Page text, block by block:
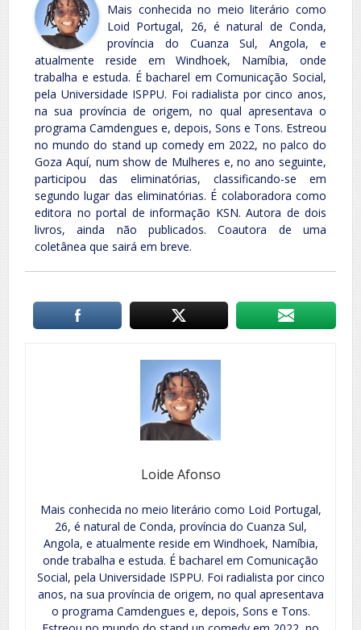
Mais conhecida no meio literário como
Loid Portugal, 26, é natural de Conda,
província do Cuanza Sul, Angola, e
atualmente reside em Windhoek, Namíbia, onde
trabalha e estuda. É bacharel em Comunicação Social,
pela Universidade ISPPU. Foi radialista por cinco anos,
na sua província de origem, no qual apresentava o
programa Camdengues e, depois, Sons e Tons. Estreou
no mundo do stand up comedy em 2022, no palco do
Goza Aquí, num show de Mulheres e, no ano seguinte,
participou das eliminatórias, classificando-se em
segundo lugar das eliminatórias. É colaboradora como
editora no portal de informação KSN. Autora de dois
livros, ainda não publicados. Coautora de uma
coletânea que sairá em breve.
Loide Afonso
Mais conhecida no meio literário como Loid Portugal,
26, é natural de Conda, província do Cuanza Sul,
Angola, e atualmente reside em Windhoek, Namíbia,
onde trabalha e estuda. É bacharel em Comunicação
Social, pela Universidade ISPPU. Foi radialista por cinco
anos, na sua província de origem, no qual apresentava
o programa Camdengues e, depois, Sons e Tons.